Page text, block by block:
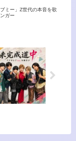
ミー」Z世代の本音を歌
ガー